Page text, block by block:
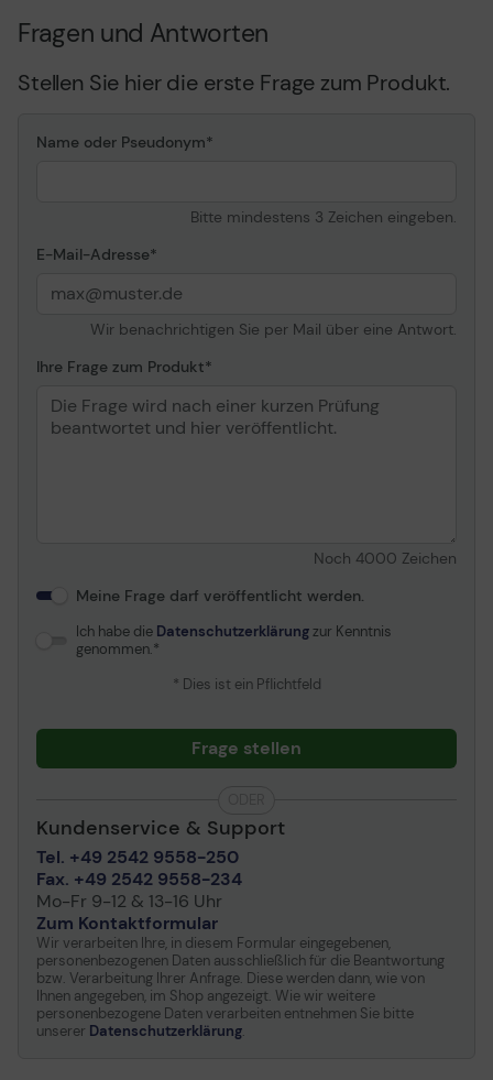
Fragen und Antworten
Stellen Sie hier die erste Frage zum Produkt.
Name oder Pseudonym
Bitte mindestens 3 Zeichen eingeben.
E-Mail-Adresse
Wir benachrichtigen Sie per Mail über eine Antwort.
Ihre Frage zum Produkt
Noch 4000 Zeichen
Meine Frage darf veröffentlicht werden.
Ich habe die Datenschutzerklärungzur Kenntnis
genommen.
* Dies ist ein Pflichtfeld
Frage stellen
Kundenservice & Support
Tel. +49 2542 9558-250
Fax. +49 2542 9558-234
Mo-Fr 9-12 & 13-16 Uhr
Zum Kontaktformular
Wir verarbeiten Ihre, in diesem Formular eingegebenen,
personenbezogenen Daten ausschließlich für die Beantwortung
bzw. Verarbeitung Ihrer Anfrage. Diese werden dann, wie von
Ihnen angegeben, im Shop angezeigt. Wie wir weitere
personenbezogene Daten verarbeiten entnehmen Sie bitte
unserer Datenschutzerklärung.